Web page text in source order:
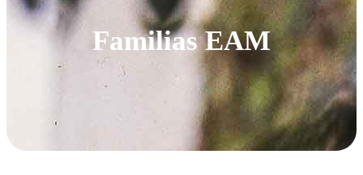
Familias EAM